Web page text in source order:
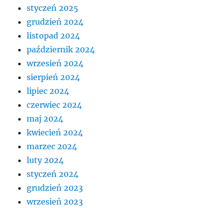
styczeń 2025
grudzień 2024
listopad 2024
październik 2024
wrzesień 2024
sierpień 2024
lipiec 2024
czerwiec 2024
maj 2024
kwiecień 2024
marzec 2024
luty 2024
styczeń 2024
grudzień 2023
wrzesień 2023